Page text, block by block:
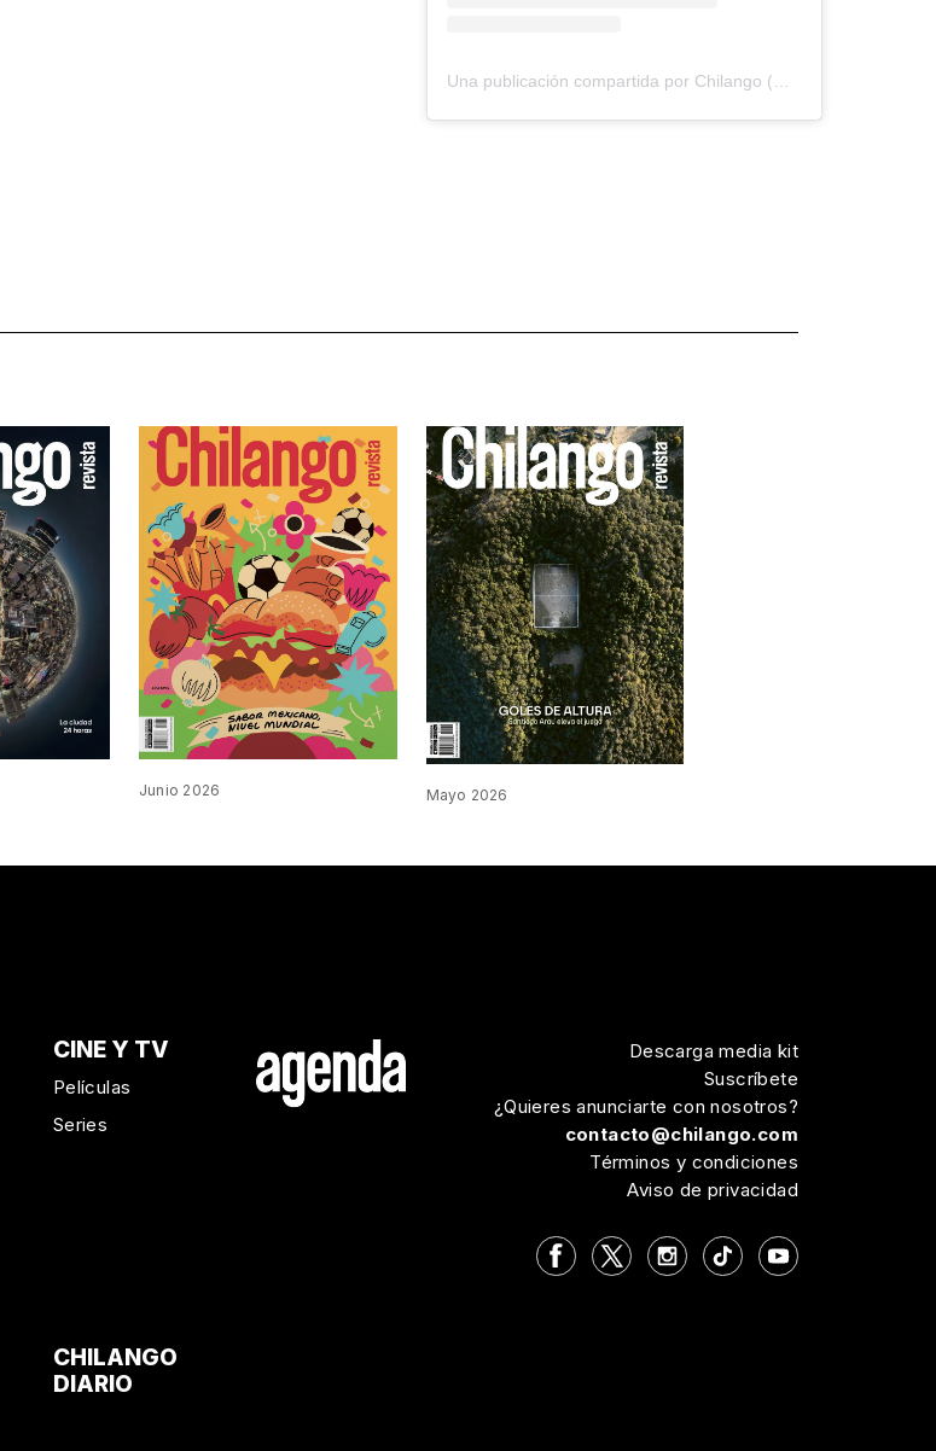
Una publicación compartida por Chilango (@chilangocom)
Junio 2026 Mayo 2026
CINE Y TV
Películas
Series
CHILANGO
DIARIO
Descarga media kit
Suscríbete
¿Quieres anunciarte con nosotros?
contacto@chilango.com
Términos y condiciones
Aviso de privacidad